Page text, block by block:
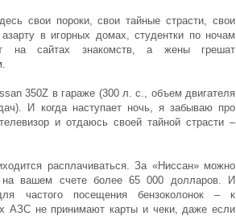
свои пороки, свои тайные страсти, свои
в игорных домах, студентки по ночам
на сайтах знакомств, а жены грешат
350Z в гараже (300 л. с., объем двигателя
И когда наступает ночь, я забываю про
и отдаюсь своей тайной страсти –
расплачиваться. За «Нисcан» можно
на вашем счете более 65 000 долларов. И
частого посещения бензоколонок – к
АЗС не принимают карты и чеки, даже если